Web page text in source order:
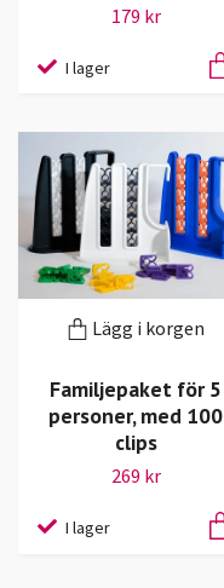
179 kr
I lager
Lägg i korgen
Familjepaket för 5
personer, med 100
clips
269 kr
I lager